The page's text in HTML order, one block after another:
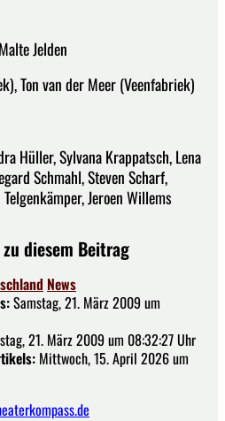
Jelden
Ton van der Meer (Veenfabriek)
Hüller, Sylvana Krappatsch, Lena
Schmahl, Steven Scharf,
Jeroen Willems
diesem Beitrag
News
Samstag, 21. März 2009 um
21. März 2009 um 08:32:27 Uhr
Mittwoch, 15. April 2026 um